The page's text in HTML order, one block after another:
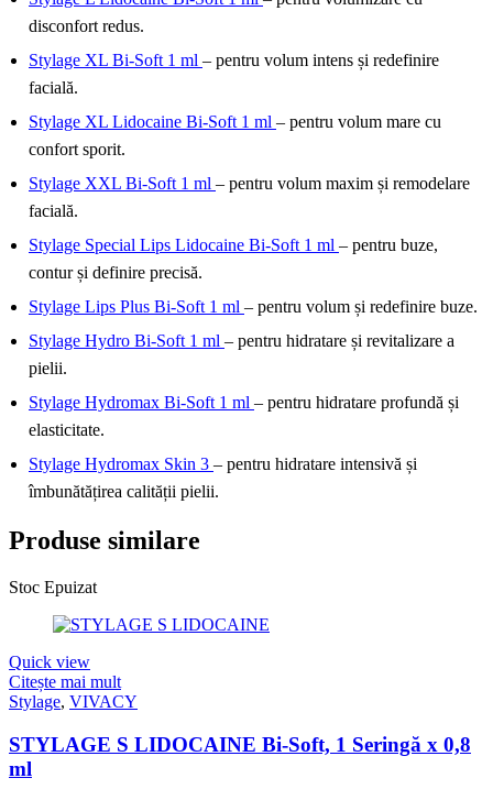
disconfort redus.
Stylage XL Bi-Soft 1 ml – pentru volum intens și redefinire
facială.
Stylage XL Lidocaine Bi-Soft 1 ml – pentru volum mare cu
confort sporit.
Stylage XXL Bi-Soft 1 ml – pentru volum maxim și remodelare
facială.
Stylage Special Lips Lidocaine Bi-Soft 1 ml – pentru buze,
contur și definire precisă.
Stylage Lips Plus Bi-Soft 1 ml – pentru volum și redefinire buze.
Stylage Hydro Bi-Soft 1 ml – pentru hidratare și revitalizare a
pielii.
Stylage Hydromax Bi-Soft 1 ml – pentru hidratare profundă și
elasticitate.
Stylage Hydromax Skin 3 – pentru hidratare intensivă și
îmbunătățirea calității pielii.
Produse similare
Stoc Epuizat
Quick view
Citește mai mult
Stylage, VIVACY
STYLAGE S LIDOCAINE Bi-Soft, 1 Seringă x 0,8
ml